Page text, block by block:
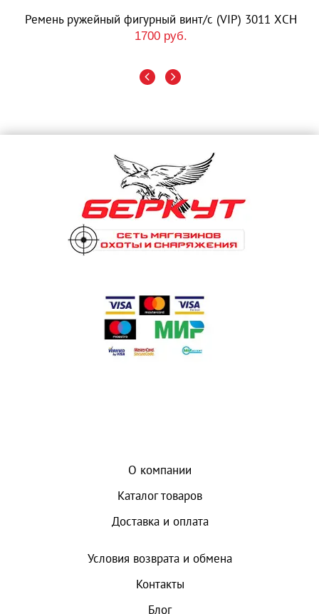
Ремень ружейный фигурный винт/с (VIP) 3011 ХСН
1700 руб.
О компании
Каталог товаров
Доставка и оплата
Условия возврата и обмена
Контакты
Блог